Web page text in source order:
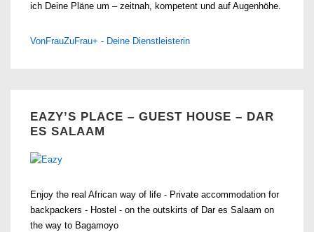
ich Deine Pläne um – zeitnah, kompetent und auf Augenhöhe.
VonFrauZuFrau+ - Deine Dienstleisterin
EAZY’S PLACE – GUEST HOUSE – DAR
ES SALAAM
Enjoy the real African way of life - Private accommodation for
backpackers - Hostel - on the outskirts of Dar es Salaam on
the way to Bagamoyo